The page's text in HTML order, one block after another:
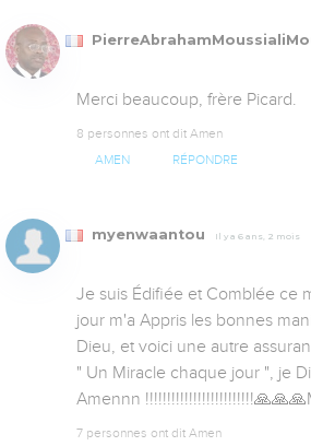
Merci beaucoup, frère Picard.
8 personnes ont dit Amen
AMEN RÉPONDRE
myenwaantou Il y a 6 ans, 2 mois
Je suis Édifiée et Comblée ce
jour m'a Appris les bonnes
Dieu, et voici une autre
" Un Miracle chaque jour ", je
Amennn
7 personnes ont dit Amen